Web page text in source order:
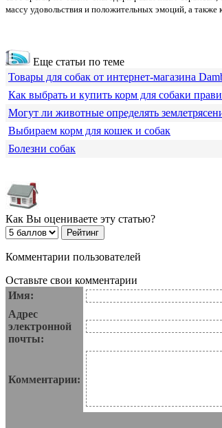
массу удовольствия и положительных эмоций, а также
Еще статьи по теме
Товары для собак от интернет-магазина
Как выбрать и купить корм для собаки
Могут ли животные определять
Выбираем корм для кошек и собак
Болезни собак
Как Вы оцениваете эту статью?
Комментарии пользователей
Оставьте свои комментарии
Имя:
Адрес
электронной
почты:
Комментарии: